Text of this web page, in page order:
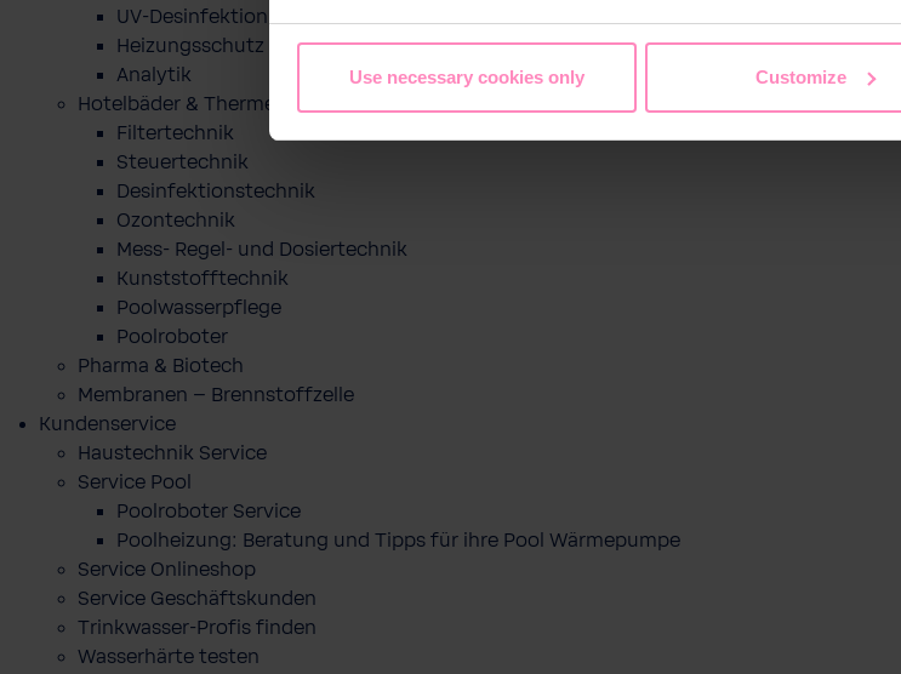
Use necessary cookies only Customize
UV-Desinfektion
Heizungsschutz
Analytik
Hotelbäder & Thermen
Filtertechnik
Steuertechnik
Desinfektionstechnik
Ozontechnik
Mess- Regel- und Dosiertechnik
Kunststofftechnik
Poolwasserpflege
Poolroboter
Pharma & Biotech
Membranen – Brennstoffzelle
Kundenservice
Haustechnik Service
Service Pool
Poolroboter Service
Poolheizung: Beratung und Tipps für ihre Pool Wärmepumpe
Service Onlineshop
Service Geschäftskunden
Trinkwasser-Profis finden
Wasserhärte testen